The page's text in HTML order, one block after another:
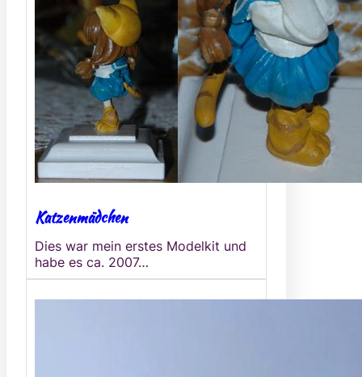
Katzenmädchen
Dies war mein erstes Modelkit und
habe es ca. 2007…